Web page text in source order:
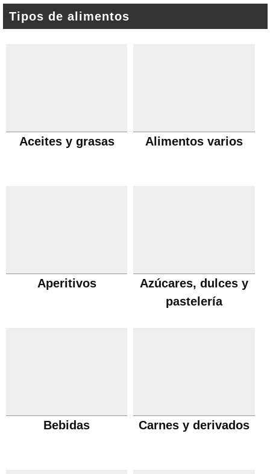
Tipos de alimentos
Aceites y grasas Alimentos varios
Aperitivos
Azúcares, dulces y
pastelería
Bebidas Carnes y derivados